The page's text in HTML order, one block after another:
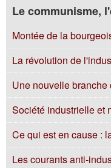
Le communisme,
Montée de la
La révolution de
Une nouvelle
Société industrielle et
Ce qui est en cause :
Les courants anti-